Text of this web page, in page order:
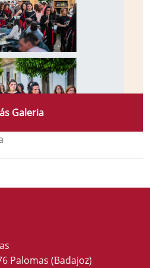
Galeria
Palomas (Badajoz)